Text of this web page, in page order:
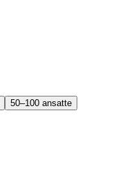
50–100 ansatte